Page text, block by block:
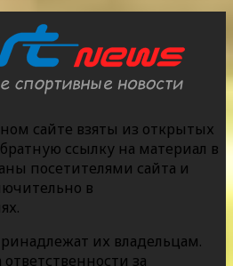
сайте взяты из открытых
ссылку на материал в
посетителями сайта и
в
их владельцам.
за